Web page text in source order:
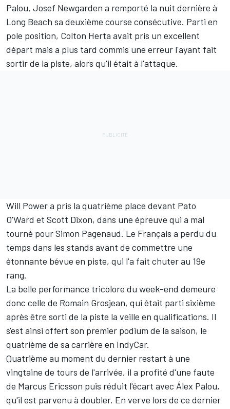
Palou, Josef Newgarden a remporté la nuit dernière à
Long Beach sa deuxième course consécutive. Parti en
pole position, Colton Herta avait pris un excellent
départ mais a plus tard commis une erreur l'ayant fait
sortir de la piste, alors qu'il était à l'attaque.
Will Powera pris la quatrième place devant Pato
O'Ward et Scott Dixon, dans une épreuve qui a mal
tourné pourSimon Pagenaud. Le Français a perdu du
temps dans les stands avant de commettre une
étonnante bévue en piste, qui l'a fait chuter au 19e
rang.
La belle performance tricolore du week-end demeure
donc celle de Romain Grosjean, qui était parti sixième
après être sorti de la piste la veille en qualifications. Il
s'est ainsi offert son premier podium de la saison, le
quatrième de sa carrière en IndyCar.
Quatrième au moment du dernier restart à une
vingtaine de tours de l'arrivée, il a profité d'une faute
de Marcus Ericsson puis réduit l'écart avec Álex Palou,
qu'il est parvenu à doubler. En verve lors de ce dernier